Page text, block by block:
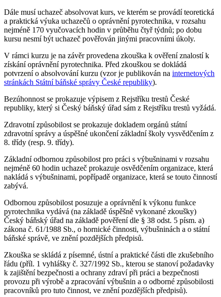
Dále musí uchazeč absolvovat kurs, ve kterém se provádí teoretická
a praktická výuka uchazečů o oprávnění pyrotechnika, v rozsahu
nejméně 170 vyučovacích hodin v průběhu čtyř týdnů; po dobu
kursu nesmí být uchazeč pověřován jinými pracovními úkoly.
V rámci kurzu je na závěr provedena zkouška k ověření znalostí k
získání oprávnění pyrotechnika. Před zkouškou se dokládá
potvrzení o absolvování kurzu (vzor je publikován na internetových
stránkách Státní báňské správy České republiky).
Bezúhonnost se prokazuje výpisem z Rejstříku trestů České
republiky, který si Český báňský úřad sám z Rejstříku trestů vyžádá.
Zdravotní způsobilost se prokazuje dokladem orgánů státní
zdravotní správy a úspěšné ukončení základní školy vysvědčením z
8. třídy (resp. 9. třídy).
Základní odbornou způsobilost pro práci s výbušninami v rozsahu
nejméně 60 hodin uchazeč prokazuje osvědčením organizace, která
nakládá s výbušninami, popřípadě organizace, která se touto činností
zabývá.
Odbornou způsobilost posuzuje a oprávnění k výkonu funkce
pyrotechnika vydává (na základě úspěšně vykonané zkoušky)
Český báňský úřad na základě pověření dle § 38 odst. 5 písm. a)
zákona č. 61/1988 Sb., o hornické činnosti, výbušninách a o státní
báňské správě, ve znění pozdějších předpisů.
Zkouška se skládá z písemné, ústní a praktické části dle zkušebního
řádu (příl. 1 vyhlášky č. 327/1992 Sb., kterou se stanoví požadavky
k zajištění bezpečnosti a ochrany zdraví při práci a bezpečnosti
provozu při výrobě a zpracování výbušnin a o odborné způsobilosti
pracovníků pro tuto činnost, ve znění pozdějších předpisů).